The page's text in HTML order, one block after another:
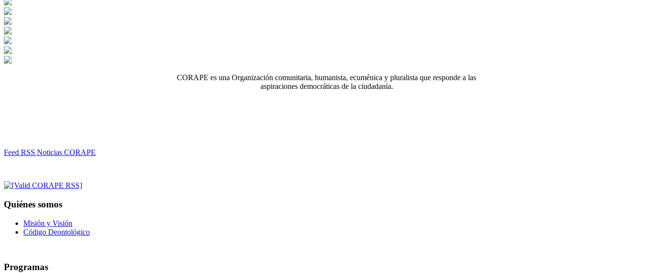
CORAPE es una Organización comunitaria, humanista, ecuménica y pluralista que responde a las
aspiraciones democráticas de la ciudadanía.
Feed RSS Noticias CORAPE
Quiénes somos
Misión y Visión
Código Deontológico
Programas